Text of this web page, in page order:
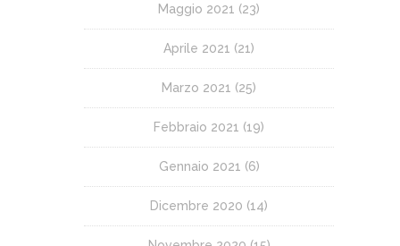
Maggio 2021 (23)
Aprile 2021 (21)
Marzo 2021 (25)
Febbraio 2021 (19)
Gennaio 2021 (6)
Dicembre 2020 (14)